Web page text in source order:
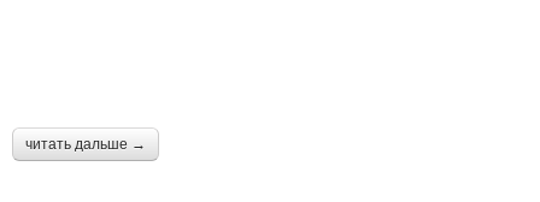
читать дальше →